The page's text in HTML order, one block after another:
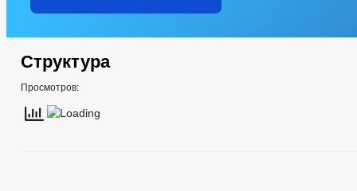
Структура
Просмотров: